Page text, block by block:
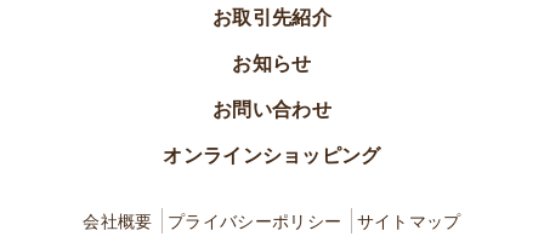
お取引先紹介
お知らせ
お問い合わせ
オンラインショッピング
会社概要 プライバシーポリシー サイトマップ